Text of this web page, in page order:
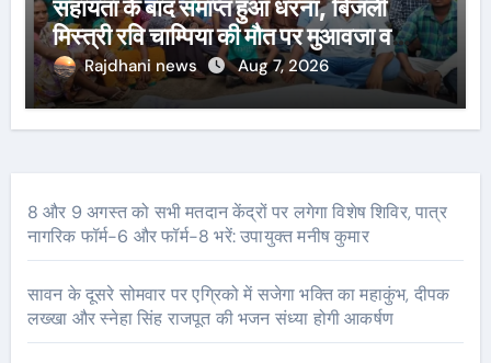
सहायता के बाद समाप्त हुआ धरना, बिजली
मिस्त्री रवि चाम्पिया की मौत पर मुआवजा व
नौकरी की मांग*
Rajdhani news Aug 7, 2026
8 और 9 अगस्त को सभी मतदान केंद्रों पर लगेगा विशेष शिविर, पात्र
नागरिक फॉर्म-6 और फॉर्म-8 भरें: उपायुक्त मनीष कुमार
सावन के दूसरे सोमवार पर एग्रिको में सजेगा भक्ति का महाकुंभ, दीपक
लख्खा और स्नेहा सिंह राजपूत की भजन संध्या होगी आकर्षण